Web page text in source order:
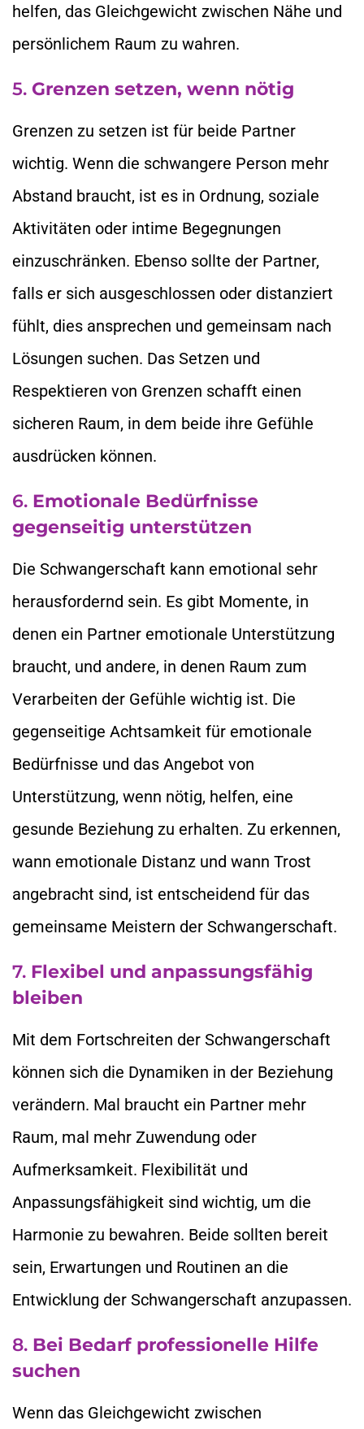
helfen, das Gleichgewicht zwischen Nähe und
persönlichem Raum zu wahren.
5. Grenzen setzen, wenn nötig
Grenzen zu setzen ist für beide Partner
wichtig. Wenn die schwangere Person mehr
Abstand braucht, ist es in Ordnung, soziale
Aktivitäten oder intime Begegnungen
einzuschränken. Ebenso sollte der Partner,
falls er sich ausgeschlossen oder distanziert
fühlt, dies ansprechen und gemeinsam nach
Lösungen suchen. Das Setzen und
Respektieren von Grenzen schafft einen
sicheren Raum, in dem beide ihre Gefühle
ausdrücken können.
6. Emotionale Bedürfnisse
gegenseitig unterstützen
Die Schwangerschaft kann emotional sehr
herausfordernd sein. Es gibt Momente, in
denen ein Partner emotionale Unterstützung
braucht, und andere, in denen Raum zum
Verarbeiten der Gefühle wichtig ist. Die
gegenseitige Achtsamkeit für emotionale
Bedürfnisse und das Angebot von
Unterstützung, wenn nötig, helfen, eine
gesunde Beziehung zu erhalten. Zu erkennen,
wann emotionale Distanz und wann Trost
angebracht sind, ist entscheidend für das
gemeinsame Meistern der Schwangerschaft.
7. Flexibel und anpassungsfähig
bleiben
Mit dem Fortschreiten der Schwangerschaft
können sich die Dynamiken in der Beziehung
verändern. Mal braucht ein Partner mehr
Raum, mal mehr Zuwendung oder
Aufmerksamkeit. Flexibilität und
Anpassungsfähigkeit sind wichtig, um die
Harmonie zu bewahren. Beide sollten bereit
sein, Erwartungen und Routinen an die
Entwicklung der Schwangerschaft anzupassen.
8. Bei Bedarf professionelle Hilfe
suchen
Wenn das Gleichgewicht zwischen